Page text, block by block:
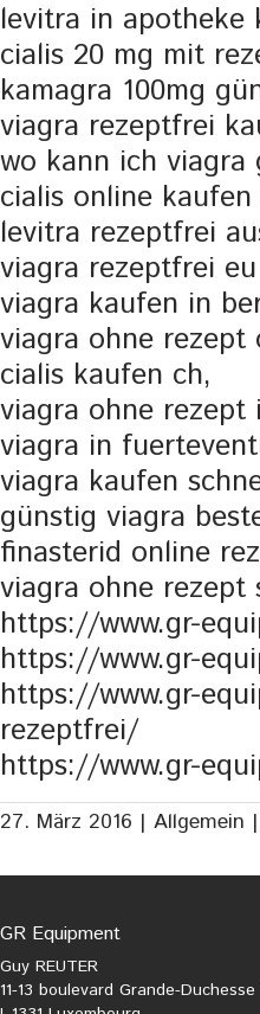
levitra in apotheke
cialis 20 mg mit
kamagra 100mg
viagra rezeptfrei
wo kann ich viagra
cialis online
levitra rezeptfrei
viagra rezeptfrei
viagra kaufen in
viagra ohne
cialis kaufen ch,
viagra ohne
viagra in
viagra kaufen
günstig viagra
finasterid online
viagra ohne rezept
https://www.gr-
https://www.gr-
https://www.gr-
rezeptfrei/
https://www.gr-
27. März 2016 | Allgemein |
GR Equipment
Guy REUTER
11-13 boulevard Grande-